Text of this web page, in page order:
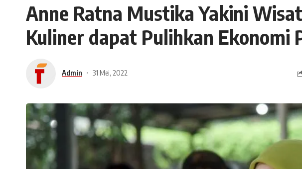
Anne Ratna Mustika Yakini
Kuliner dapat Pulihkan Ekonomi
Admin 31 Mei, 2022